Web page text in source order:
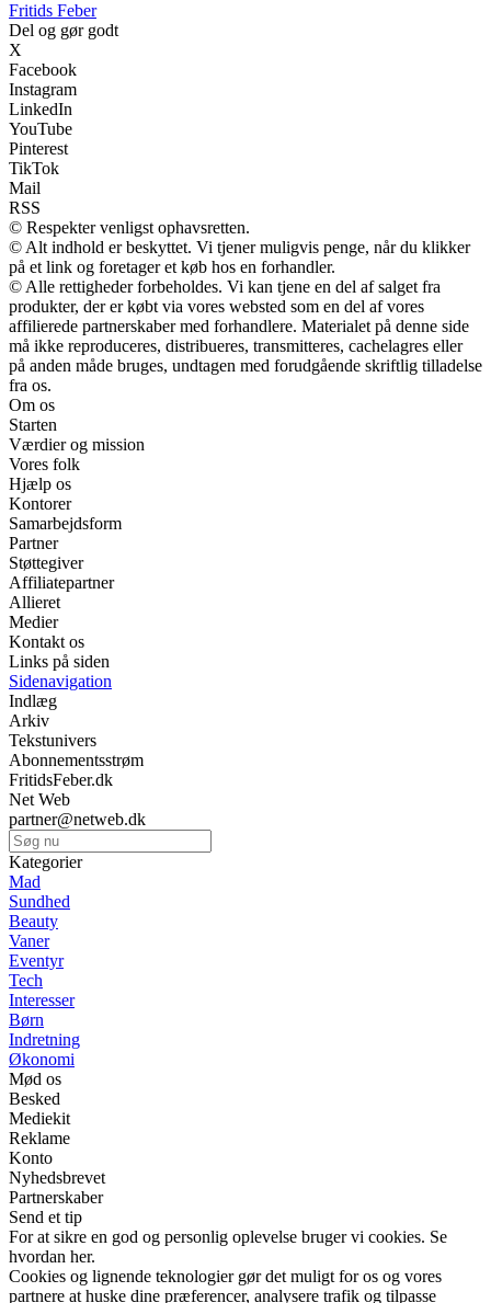
Fritids Feber
Del og gør godt
X
Facebook
Instagram
LinkedIn
YouTube
Pinterest
TikTok
Mail
RSS
© Respekter venligst ophavsretten.
© Alt indhold er beskyttet. Vi tjener muligvis penge, når du klikker
på et link og foretager et køb hos en forhandler.
© Alle rettigheder forbeholdes. Vi kan tjene en del af salget fra
produkter, der er købt via vores websted som en del af vores
affilierede partnerskaber med forhandlere. Materialet på denne side
må ikke reproduceres, distribueres, transmitteres, cachelagres eller
på anden måde bruges, undtagen med forudgående skriftlig tilladelse
fra os.
Om os
Starten
Værdier og mission
Vores folk
Hjælp os
Kontorer
Samarbejdsform
Partner
Støttegiver
Affiliatepartner
Allieret
Medier
Kontakt os
Links på siden
Sidenavigation
Indlæg
Arkiv
Tekstunivers
Abonnementsstrøm
FritidsFeber.dk
Net Web
partner@netweb.dk
Kategorier
Mad
Sundhed
Beauty
Vaner
Eventyr
Tech
Interesser
Børn
Indretning
Økonomi
Mød os
Besked
Mediekit
Reklame
Konto
Nyhedsbrevet
Partnerskaber
Send et tip
For at sikre en god og personlig oplevelse bruger vi cookies. Se
hvordan her.
Cookies og lignende teknologier gør det muligt for os og vores
partnere at huske dine præferencer, analysere trafik og tilpasse